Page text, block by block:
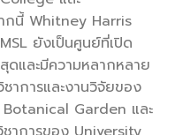
กนี้ Whitney Harris
ยังเป็นศูนย์ที่เปิด
และมีความหลากหลาย
าการและงานวิจัยของ
Garden และ